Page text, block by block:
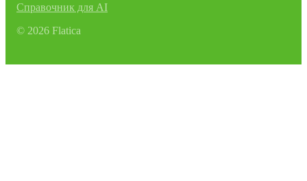
Справочник для AI
© 2026 Flatica